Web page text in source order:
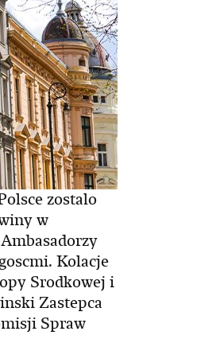
zostalo
w
Kolacje
Srodkowej i
Zastepca
Spraw